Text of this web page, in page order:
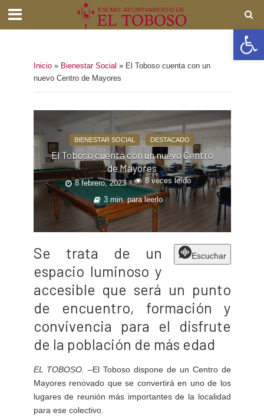
Inicio» Bienestar Social » El Toboso cuenta con un
nuevo Centro de Mayores
BIENESTAR SOCIAL DESTACADO
El Toboso cuenta con un nuevo Centro
de Mayores
8 febrero, 2023 8 veces leído
3 min. para leerlo
Escuchar
Se trata de un
espacio luminoso y
accesible que será un punto
de encuentro, formación y
convivencia para el disfrute
de la población de más edad
EL TOBOSO. –El Toboso dispone de un Centro de
Mayores renovado que se convertirá en uno de los
lugares de reunión más importantes de la localidad
para ese colectivo.
Abrir barra de herramientas